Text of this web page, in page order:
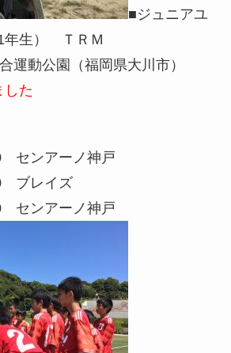
■ジュニアユ
年生） ＴＲＭ
運動公園（福岡県大川市）
た
センアーノ神戸
ブレイズ
センアーノ神戸